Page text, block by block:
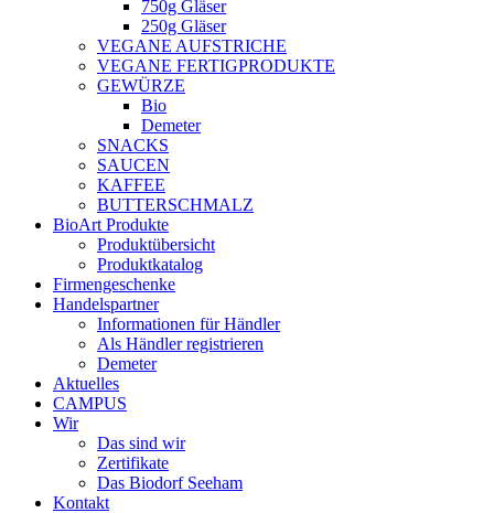
750g Gläser
250g Gläser
VEGANE AUFSTRICHE
VEGANE FERTIGPRODUKTE
GEWÜRZE
Bio
Demeter
SNACKS
SAUCEN
KAFFEE
BUTTERSCHMALZ
BioArt Produkte
Produktübersicht
Produktkatalog
Firmengeschenke
Handelspartner
Informationen für Händler
Als Händler registrieren
Demeter
Aktuelles
CAMPUS
Wir
Das sind wir
Zertifikate
Das Biodorf Seeham
Kontakt